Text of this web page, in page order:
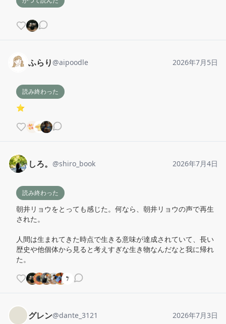
ふらり @aipoodle 2026年7月5日
読み終わった
⭐️
しろ。 @shiro_book 2026年7月4日
読み終わった
朝井リョウをとっても感じた。何なら、朝井リョウの声で再生
された。
人間は生まれてきた時点で生きる意味が達成されていて、長い
歴史や他個体から見ると考えすぎな生き物なんだなと我に帰れ
た。
グレン@dante_3121 2026年7月3日